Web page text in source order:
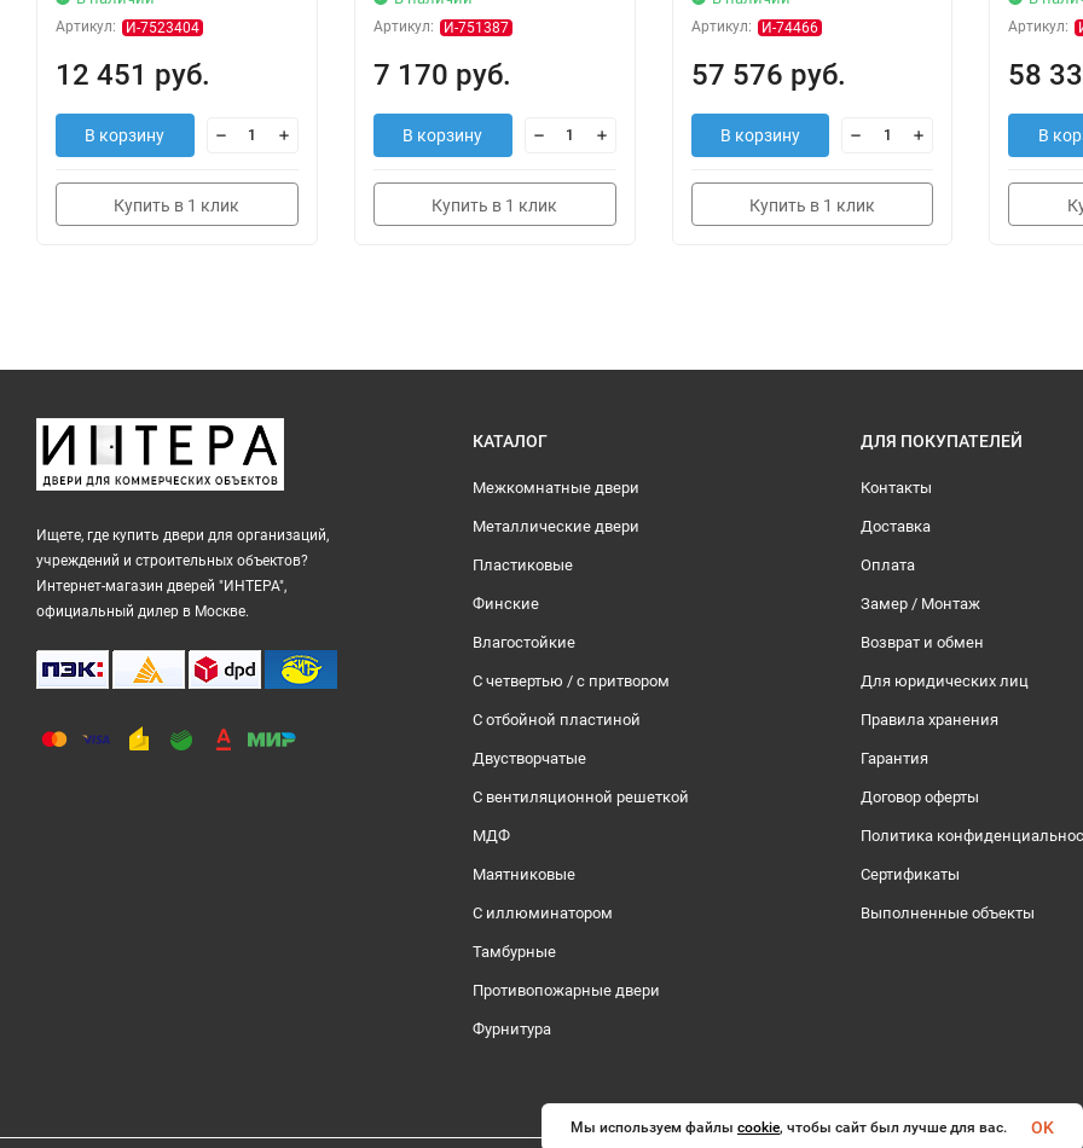
Артикул: И-7523404
12 451 руб.
В корзину
Купить в 1 клик
Артикул: И-751387
7 170 руб.
В корзину
Купить в 1 клик
Артикул: И-74466
57 576 руб.
В корзину
Купить в 1 клик
Артикул:
58
В
Ищете, где купить двери для организаций,
учреждений и строительных объектов?
Интернет-магазин дверей "ИНТЕРА",
официальный дилер в Москве.
КАТАЛОГ
Межкомнатные двери
Металлические двери
Пластиковые
Финские
Влагостойкие
С четвертью / с притвором
С отбойной пластиной
Двустворчатые
С вентиляционной решеткой
МДФ
Маятниковые
С иллюминатором
Тамбурные
Противопожарные двери
Фурнитура
ДЛЯ ПОКУПАТЕЛЕЙ
Контакты
Доставка
Оплата
Замер / Монтаж
Возврат и обмен
Для юридических лиц
Правила хранения
Гарантия
Договор оферты
Политика
Сертификаты
Выполненные объекты
Мы используем файлы cookie, чтобы сайт был лучше для вас. OK